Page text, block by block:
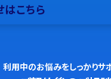
こちら
利用中のお悩みをしっかりサ